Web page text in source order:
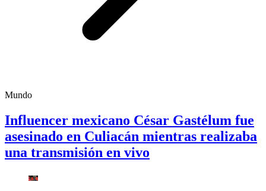
Mundo
Influencer mexicano César Gastélum fue
asesinado en Culiacán mientras realizaba
una transmisión en vivo